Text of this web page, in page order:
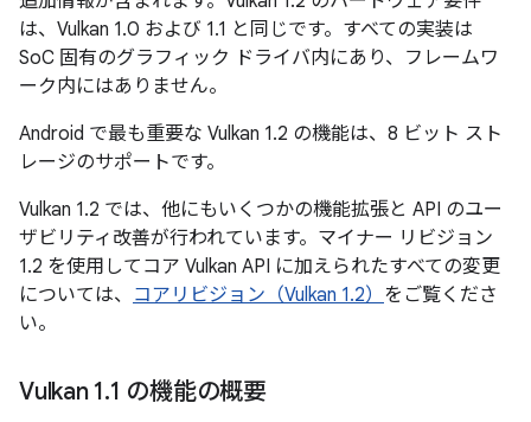
は、Vulkan 1.0 および 1.1 と同じです。すべての実装は
SoC 固有のグラフィック ドライバ内にあり、フレームワ
ーク内にはありません。
Android で最も重要な Vulkan 1.2 の機能は、8 ビット スト
レージのサポートです。
Vulkan 1.2 では、他にもいくつかの機能拡張と API のユー
ザビリティ改善が行われています。マイナー リビジョン
1.2 を使用してコア Vulkan API に加えられたすべての変更
については、 コアリビジョン（Vulkan 1.2） をご覧くださ
い。
Vulkan 1.1 の機能の概要